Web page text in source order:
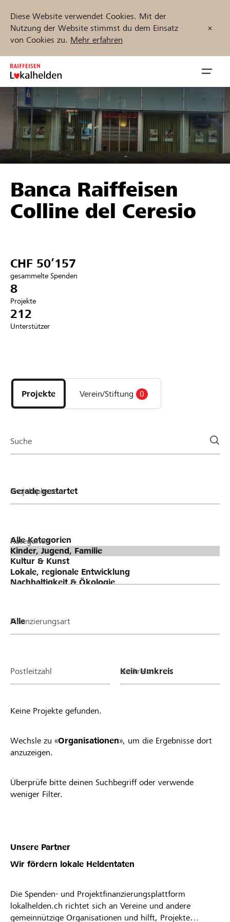
Diese Website verwendet Cookies. Mit der
Nutzung der Website stimmst du dem Einsatz
von Cookies zu. Mehr erfahren
Zum
Inhalt
springen
öffnen
Unterstützen
Hilfe & Support
Anmelden
Projekte und Organisationen finden
Jetzt starten
DE FR IT
Banca Raiffeisen
Colline del Ceresio
CHF 50’157
gesammelte Spenden
8
Projekte
212
Unterstützer
Projekte
und
Organisationen
Projekte Verein/Stiftung 0
Suche
Projektphase
Kategorien
Finanzierungsart
Postleitzahl Umkreis
Keine Projekte gefunden.
Wechsle zu «Organisationen», um die Ergebnisse dort
anzuzeigen.
Überprüfe bitte deinen Suchbegriff oder verwende
weniger Filter.
Unsere Partner
Wir fördern lokale Heldentaten
Die Spenden- und Projektfinanzierungsplattform
lokalhelden.ch richtet sich an Vereine und andere
gemeinnützige Organisationen und hilft, Projekte